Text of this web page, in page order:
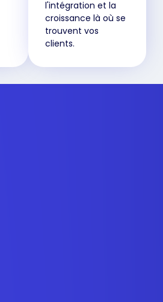
l'intégration et la
croissance là où se
trouvent vos
clients.